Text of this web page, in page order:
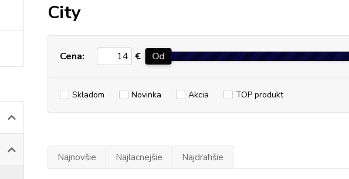
City
Cena: € Od
Skladom Novinka Akcia TOP produkt
Najnovšie Najlacnejšie Najdrahšie